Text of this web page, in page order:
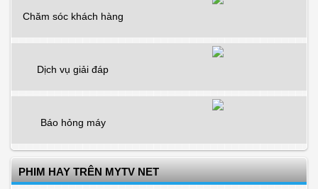
Chăm sóc khách hàng
Dịch vụ giải đáp
Báo hỏng máy
PHIM HAY TRÊN MYTV NET